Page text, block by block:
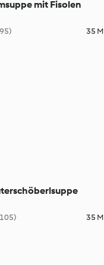
mit Fisolen
35
35